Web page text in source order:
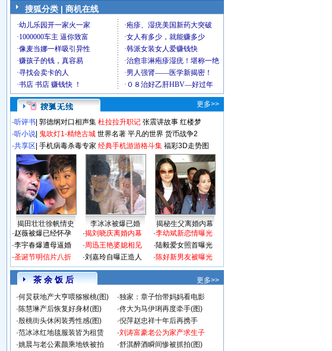
搜狐分类 | 商机在线
更多>>
·听评书 郭德纲对口相声集 杜拉拉升职记 张震讲故事 红楼梦
·听小说 鬼吹灯1-精绝古城 世界名著 平凡的世界 货币战争2
·共享区 手机病毒杀毒专家 经典手机游游格斗集 福彩3D走势图
揭田壮壮徐帆情史 李冰冰被爆已婚
揭秘生父离婚内幕
·赵薇被爆已经怀孕
·李宇春爆遭母逼婚
·圣诞节明信片八折
·揭刘晓庆离婚内幕
·周迅王艳婆媳相见
·刘嘉玲自曝正造人
·李幼斌新恋情曝光
·陆毅爱女照首曝光
·陈好新男友被曝光
茶 余 饭 后
更多>>
·何炅获地产大亨喂猕猴桃(图) ·独家：章子怡带妈妈看电影
·陈慧琳产后恢复好身材(图) ·佟大为马伊琍再度牵手(图)
·殷桃街头休闲装秀性感(图) ·倪萍赵忠祥十年后再携手
·范冰冰红地毯服装皆为租赁 ·刘涛富豪老公为家产求生子
·姚晨与老公素颜乘地铁被拍 ·舒淇醉酒瞬间惨被抓拍(图)